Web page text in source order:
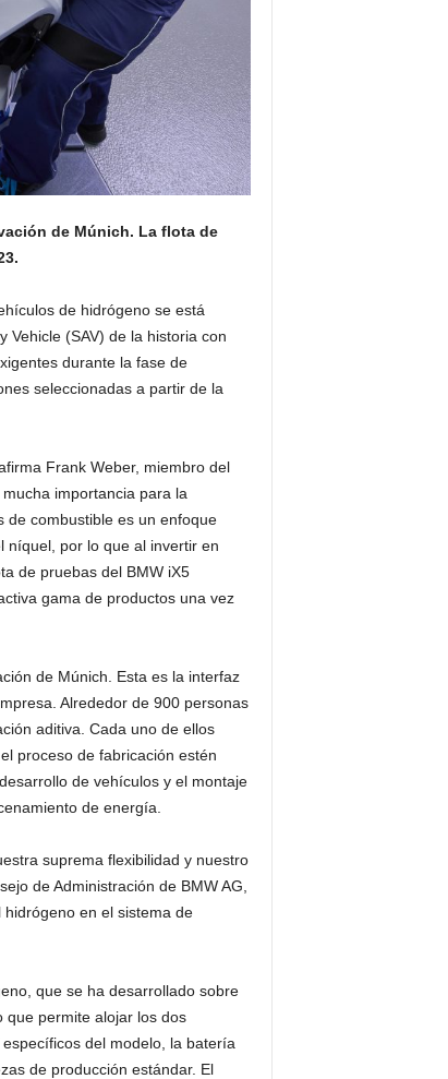
de Múnich. La flota de
de hidrógeno se está
Vehicle (SAV) de la historia con
durante la fase de
seleccionadas a partir de la
Frank Weber, miembro del
importancia para la
de combustible es un enfoque
níquel, por lo que al invertir en
de pruebas del BMW iX5
gama de productos una vez
de Múnich. Esta es la interfaz
Alrededor de 900 personas
aditiva. Cada uno de ellos
proceso de fabricación estén
de vehículos y el montaje
de energía.
suprema flexibilidad y nuestro
de Administración de BMW AG,
en el sistema de
que se ha desarrollado sobre
que permite alojar los dos
del modelo, la batería
de producción estándar. El